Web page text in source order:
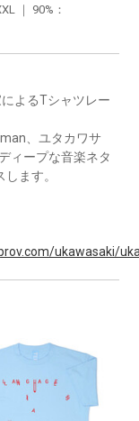
｜ 90%：
よるTシャツレー
、ユタカワサ
ィープな音楽ネタ
ます。
ukawasaki/